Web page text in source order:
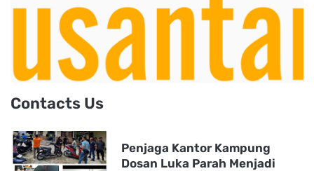
Contacts Us
Penjaga Kantor Kampung
Dosan Luka Parah Menjadi